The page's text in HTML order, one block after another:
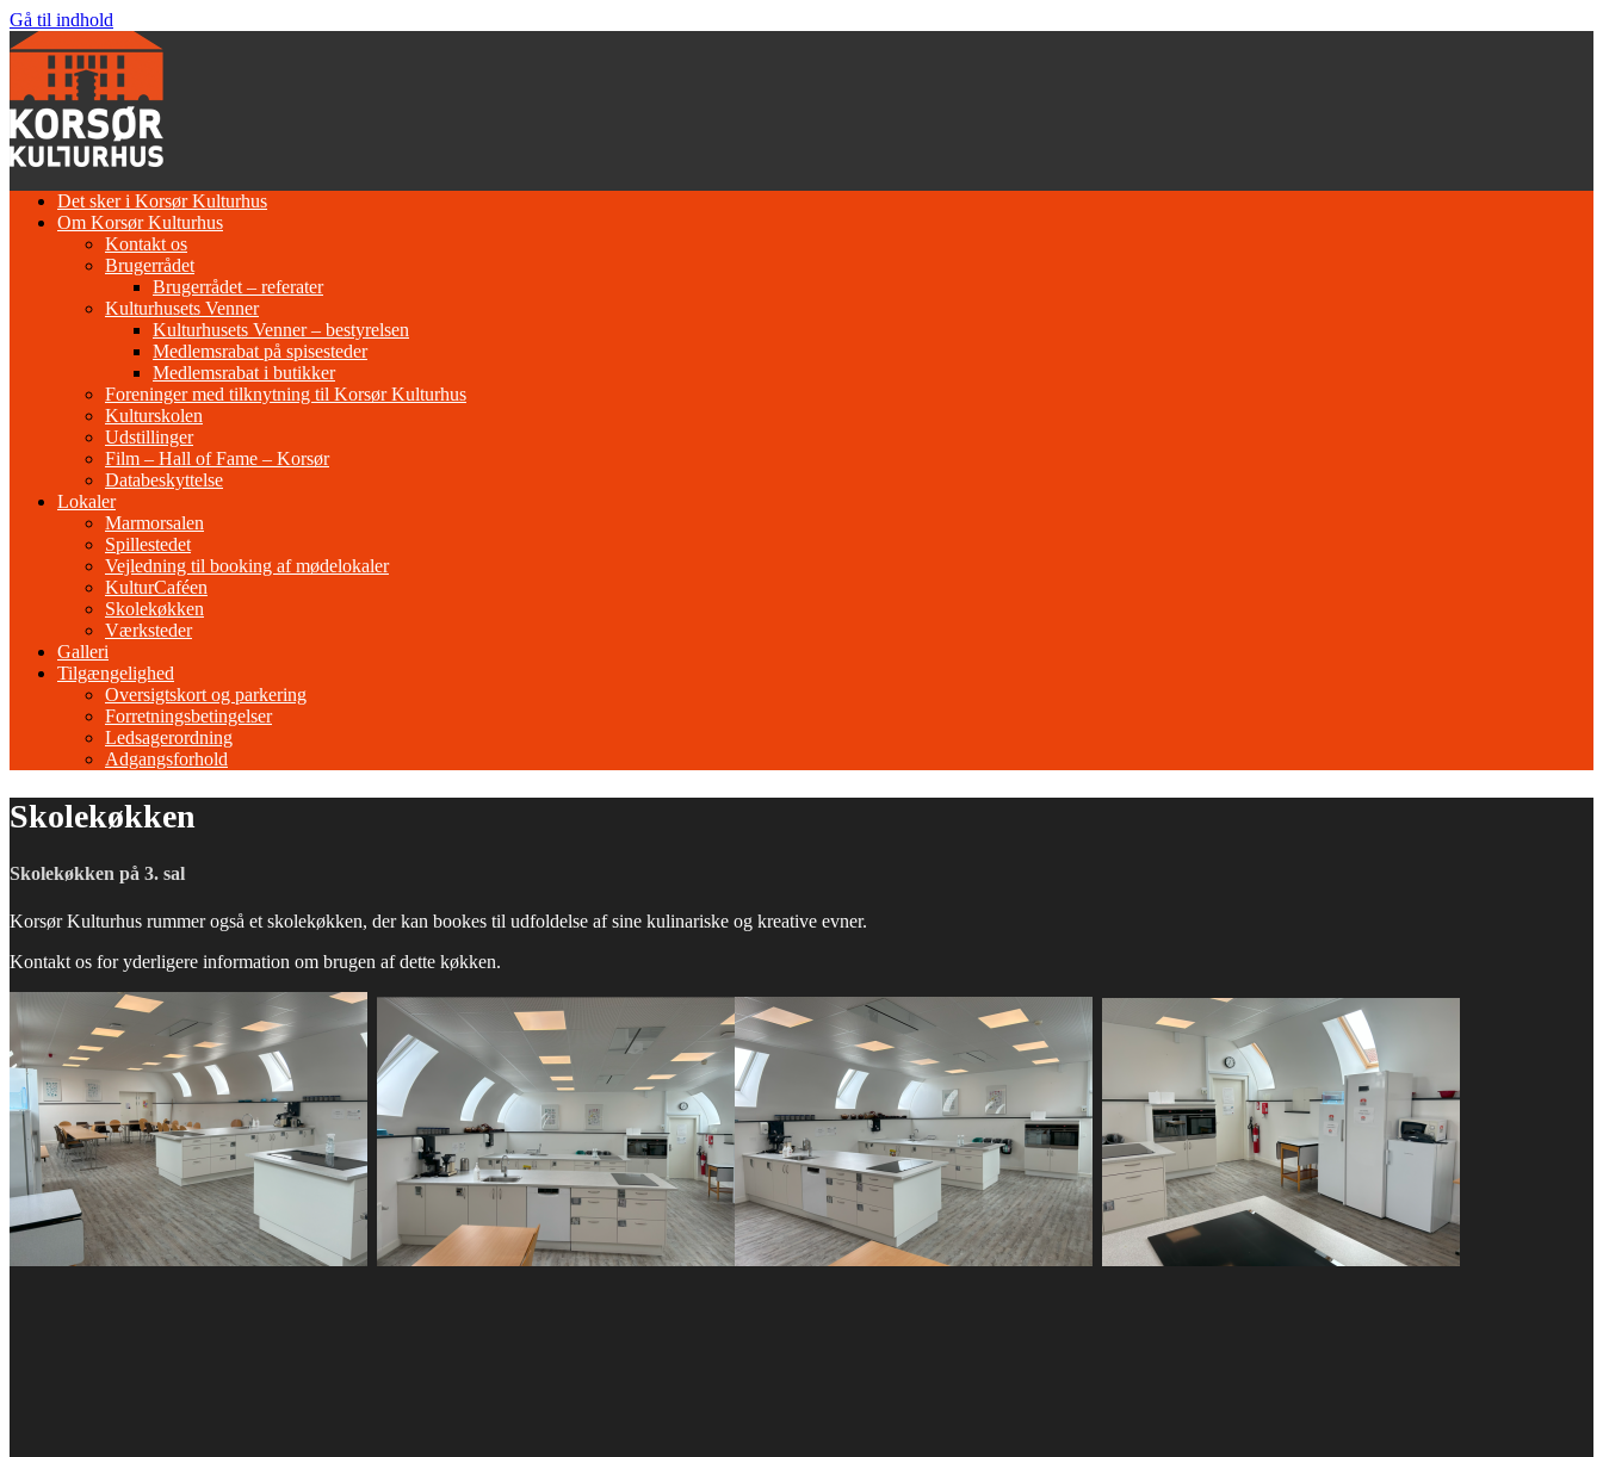
Gå til indhold
Det sker i Korsør Kulturhus
Om Korsør Kulturhus
Kontakt os
Brugerrådet
Brugerrådet – referater
Kulturhusets Venner
Kulturhusets Venner – bestyrelsen
Medlemsrabat på spisesteder
Medlemsrabat i butikker
Foreninger med tilknytning til Korsør Kulturhus
Kulturskolen
Udstillinger
Film – Hall of Fame – Korsør
Databeskyttelse
Lokaler
Marmorsalen
Spillestedet
Vejledning til booking af mødelokaler
KulturCaféen
Skolekøkken
Værksteder
Galleri
Tilgængelighed
Oversigtskort og parkering
Forretningsbetingelser
Ledsagerordning
Adgangsforhold
Skolekøkken
Skolekøkken på 3. sal
Korsør Kulturhus rummer også et skolekøkken, der kan bookes til udfoldelse af sine kulinariske og kreative evner.
Kontakt os for yderligere information om brugen af dette køkken.